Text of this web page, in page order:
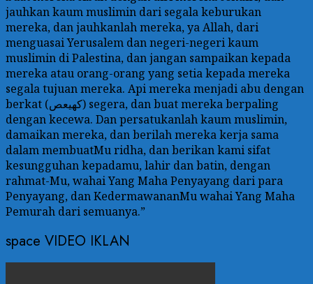
jauhkan kaum muslimin dari segala keburukan
mereka, dan jauhkanlah mereka, ya Allah, dari
menguasai Yerusalem dan negeri-negeri kaum
muslimin di Palestina, dan jangan sampaikan kepada
mereka atau orang-orang yang setia kepada mereka
segala tujuan mereka. Api mereka menjadi abu dengan
berkat (كهيعص) segera, dan buat mereka berpaling
dengan kecewa. Dan persatukanlah kaum muslimin,
damaikan mereka, dan berilah mereka kerja sama
dalam membuatMu ridha, dan berikan kami sifat
kesungguhan kepadamu, lahir dan batin, dengan
rahmat-Mu, wahai Yang Maha Penyayang dari para
Penyayang, dan KedermawananMu wahai Yang Maha
Pemurah dari semuanya.”
space VIDEO IKLAN